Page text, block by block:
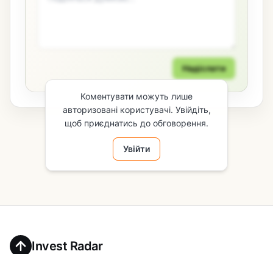
Надіслати
Коментувати можуть лише
авторизовані користувачі. Увійдіть,
щоб приєднатись до обговорення.
Увійти
Invest Radar